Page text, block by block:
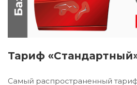
Тариф
Самый распространенный